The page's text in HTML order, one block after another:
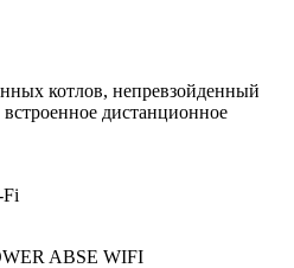
котлов, непревзойденный
дистанционное
Fi
ABSE WIFI